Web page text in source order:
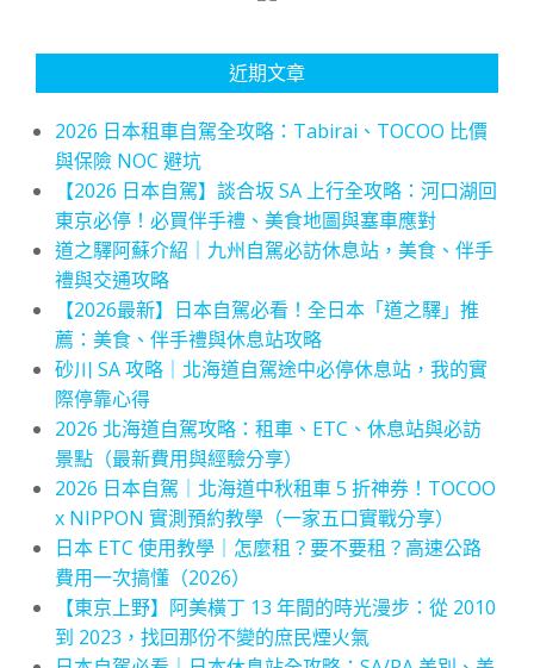
近期文章
2026 日本租車自駕全攻略：Tabirai、TOCOO 比價
與保險 NOC 避坑
【2026 日本自駕】談合坂 SA 上行全攻略：河口湖回
東京必停！必買伴手禮、美食地圖與塞車應對
道之驛阿蘇介紹｜九州自駕必訪休息站，美食、伴手
禮與交通攻略
【2026最新】日本自駕必看！全日本「道之驛」推
薦：美食、伴手禮與休息站攻略
砂川 SA 攻略｜北海道自駕途中必停休息站，我的實
際停靠心得
2026 北海道自駕攻略：租車、ETC、休息站與必訪
景點（最新費用與經驗分享）
2026 日本自駕｜北海道中秋租車 5 折神券！TOCOO
x NIPPON 實測預約教學（一家五口實戰分享）
日本 ETC 使用教學｜怎麼租？要不要租？高速公路
費用一次搞懂（2026）
【東京上野】阿美橫丁 13 年間的時光漫步：從 2010
到 2023，找回那份不變的庶民煙火氣